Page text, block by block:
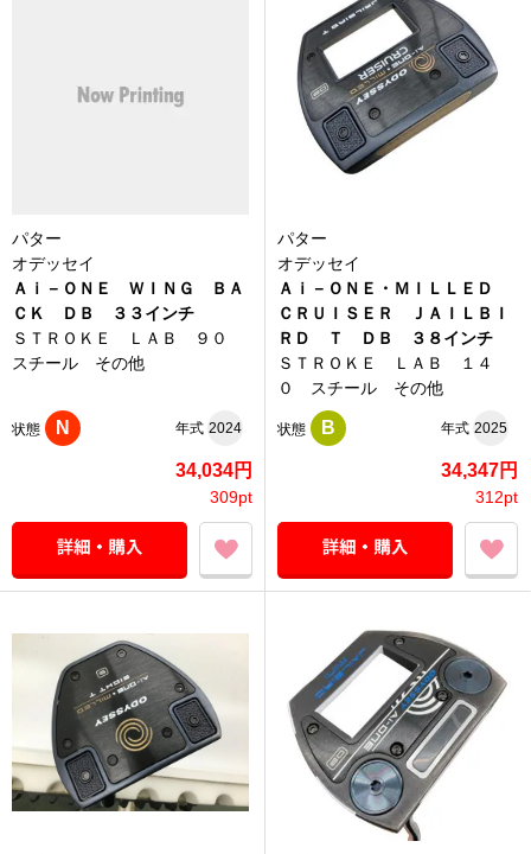
パター
オデッセイ
Ａｉ－ＯＮＥ ＷＩＮＧ ＢＡ
ＣＫ ＤＢ ３３インチ
ＳＴＲＯＫＥ ＬＡＢ ９０
スチール その他
状態 N 年式 2024
34,034円
309pt
パター
オデッセイ
Ａｉ－ＯＮＥ・ＭＩＬＬＥＤ
ＣＲＵＩＳＥＲ ＪＡＩＬＢＩ
ＲＤ Ｔ ＤＢ ３８インチ
ＳＴＲＯＫＥ ＬＡＢ １４
０ スチール その他
状態 B 年式 2025
34,347円
312pt